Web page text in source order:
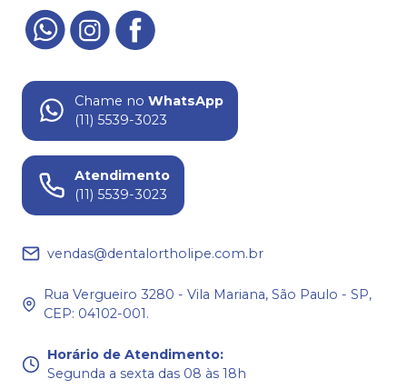
Chame no WhatsApp
(11) 5539-3023
Atendimento
(11) 5539-3023
vendas@dentalortholipe.com.br
Rua Vergueiro 3280 - Vila Mariana, São Paulo - SP,
CEP: 04102-001.
Horário de Atendimento:
Segunda a sexta das 08 às 18h